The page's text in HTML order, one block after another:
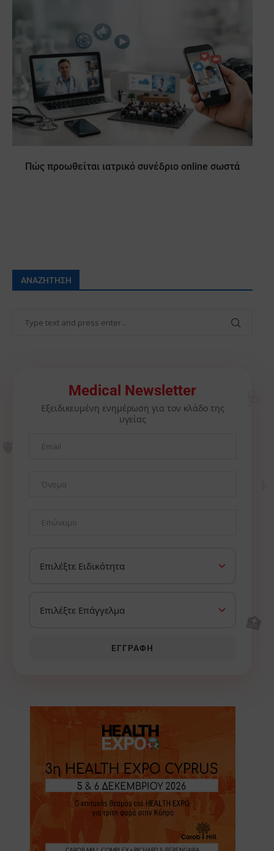
Πώς προωθείται ιατρικό συνέδριο online σωστά
ΑΝΑΖΉΤΗΣΗ
Medical Newsletter
Εξειδικευμένη ενημέρωση για τον κλάδο της
υγείας
ΕΓΓΡΑΦΉ